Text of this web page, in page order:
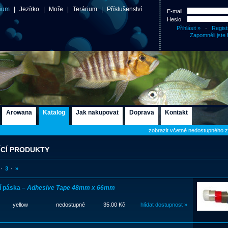
Jezírko Moře Terárium | Příslušenství
E-mail
Heslo
·
Zapomněli jste
Arowana Katalog Jak nakupovat Doprava Kontakt
zobrazit včetně nedostupného
PRODUKTY
3 · »
páska – Adhesive Tape 48mm x 66mm
yellow nedostupné 35.00 Kč hlídat dostupnost »